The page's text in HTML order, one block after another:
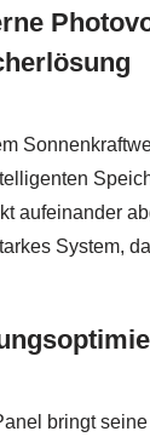
aufeinander
System,
bringt